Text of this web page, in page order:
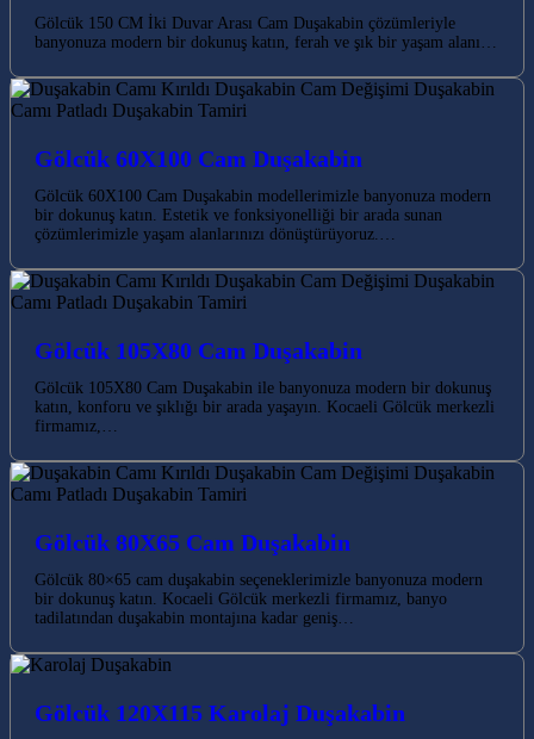
Gölcük 150 CM İki Duvar Arası Cam Duşakabin çözümleriyle
banyonuza modern bir dokunuş katın, ferah ve şık bir yaşam alanı…
Gölcük 60X100 Cam Duşakabin
Gölcük 60X100 Cam Duşakabin modellerimizle banyonuza modern
bir dokunuş katın. Estetik ve fonksiyonelliği bir arada sunan
çözümlerimizle yaşam alanlarınızı dönüştürüyoruz.…
Gölcük 105X80 Cam Duşakabin
Gölcük 105X80 Cam Duşakabin ile banyonuza modern bir dokunuş
katın, konforu ve şıklığı bir arada yaşayın. Kocaeli Gölcük merkezli
firmamız,…
Gölcük 80X65 Cam Duşakabin
Gölcük 80×65 cam duşakabin seçeneklerimizle banyonuza modern
bir dokunuş katın. Kocaeli Gölcük merkezli firmamız, banyo
tadilatından duşakabin montajına kadar geniş…
Gölcük 120X115 Karolaj Duşakabin